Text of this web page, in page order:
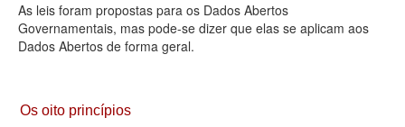
As leis foram propostas para os Dados Abertos
Governamentais, mas pode-se dizer que elas se aplicam aos
Dados Abertos de forma geral.
Os oito princípios